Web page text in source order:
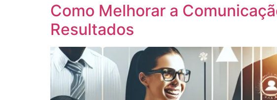
Como Melhorar a
Resultados